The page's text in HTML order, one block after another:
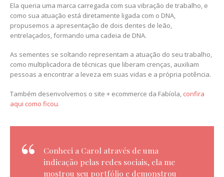
Ela queria uma marca carregada com sua vibração de trabalho, e
como sua atuação está diretamente ligada com o DNA,
propusemos a apresentação de dois dentes de leão,
entrelaçados, formando uma cadeia de DNA.
As sementes se soltando representam a atuação do seu trabalho,
como multiplicadora de técnicas que liberam crenças, auxiliam
pessoas a encontrar a leveza em suas vidas e a própria potência.
Também desenvolvemos o site + ecommerce da Fabíola, confira
aqui como ficou.
Conheci a Carol através de uma
indicação pelas redes sociais, ela me
mostrou seu portfólio e demonstrou